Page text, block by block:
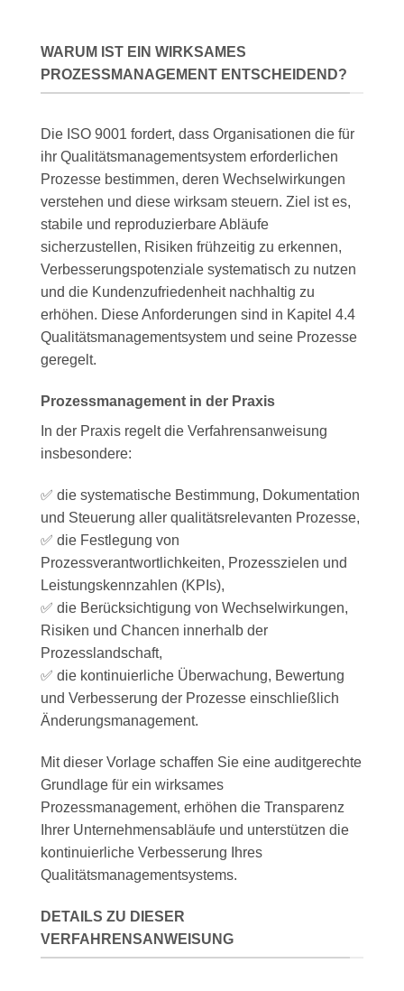
WARUM IST EIN WIRKSAMES
PROZESSMANAGEMENT ENTSCHEIDEND?
Die ISO 9001 fordert, dass Organisationen die für
ihr Qualitätsmanagementsystem erforderlichen
Prozesse bestimmen, deren Wechselwirkungen
verstehen und diese wirksam steuern. Ziel ist es,
stabile und reproduzierbare Abläufe
sicherzustellen, Risiken frühzeitig zu erkennen,
Verbesserungspotenziale systematisch zu nutzen
und die Kundenzufriedenheit nachhaltig zu
erhöhen. Diese Anforderungen sind in Kapitel 4.4
Qualitätsmanagementsystem und seine Prozesse
geregelt.
Prozessmanagement in der Praxis
In der Praxis regelt die Verfahrensanweisung
insbesondere:
✅ die systematische Bestimmung, Dokumentation
und Steuerung aller qualitätsrelevanten Prozesse,
✅ die Festlegung von
Prozessverantwortlichkeiten, Prozesszielen und
Leistungskennzahlen (KPIs),
✅ die Berücksichtigung von Wechselwirkungen,
Risiken und Chancen innerhalb der
Prozesslandschaft,
✅ die kontinuierliche Überwachung, Bewertung
und Verbesserung der Prozesse einschließlich
Änderungsmanagement.
Mit dieser Vorlage schaffen Sie eine auditgerechte
Grundlage für ein wirksames
Prozessmanagement, erhöhen die Transparenz
Ihrer Unternehmensabläufe und unterstützen die
kontinuierliche Verbesserung Ihres
Qualitätsmanagementsystems.
DETAILS ZU DIESER
VERFAHRENSANWEISUNG